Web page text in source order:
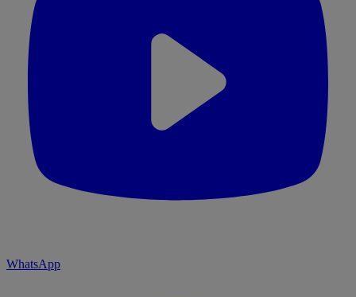
WhatsApp